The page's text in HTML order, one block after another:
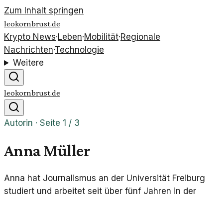
Zum Inhalt springen
leokornbrust.de
Krypto News·Leben·Mobilität·Regionale
Nachrichten·Technologie
Weitere
leokornbrust.de
Autorin · Seite 1 / 3
Anna Müller
Anna hat Journalismus an der Universität Freiburg
studiert und arbeitet seit über fünf Jahren in der